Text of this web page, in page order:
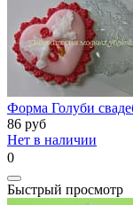
Форма Голуби
86 руб
Нет в наличии
0
Быстрый просмотр